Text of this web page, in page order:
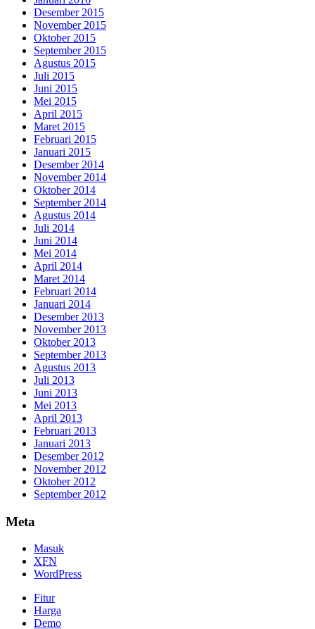
Desember 2015
November 2015
Oktober 2015
September 2015
Agustus 2015
Juli 2015
Juni 2015
Mei 2015
April 2015
Maret 2015
Februari 2015
Januari 2015
Desember 2014
November 2014
Oktober 2014
September 2014
Agustus 2014
Juli 2014
Juni 2014
Mei 2014
April 2014
Maret 2014
Februari 2014
Januari 2014
Desember 2013
November 2013
Oktober 2013
September 2013
Agustus 2013
Juli 2013
Juni 2013
Mei 2013
April 2013
Februari 2013
Januari 2013
Desember 2012
November 2012
Oktober 2012
September 2012
Meta
Masuk
XFN
WordPress
Fitur
Harga
Demo